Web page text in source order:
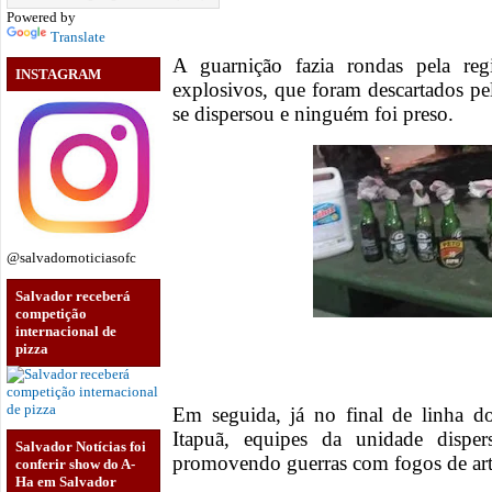
Powered by
Translate
INSTAGRAM
@salvadornoticiasofc
Salvador receberá
competição
internacional de
pizza
Salvador Notícias foi
conferir show do A-
Ha em Salvador
A guarnição fazia rondas pela
explosivos, que foram descartados
se dispersou e ninguém foi preso.
Em seguida, já no final de linha
Itapuã, equipes da unidade
promovendo guerras com fogos de